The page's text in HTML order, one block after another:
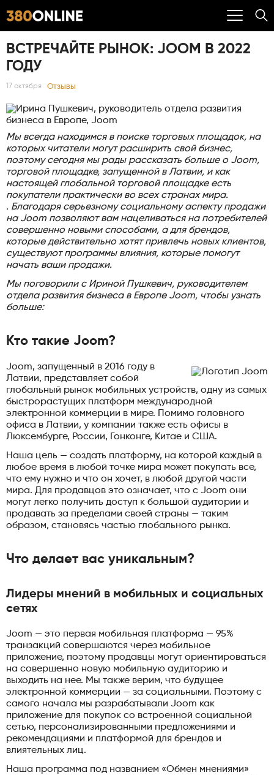
ВСТРЕЧАЙТЕ РЫНОК: JOOM В 2022
ГОДУ
17 октября Отзывы
Мы всегда находимся в поиске торговых площадок, на
которых читатели могут расширить свой бизнес,
поэтому сегодня мы рады рассказать больше о Joom,
торговой площадке, запущенной в Латвии, и как
настоящей глобальной торговой площадке есть
покупатели практически во всех странах мира.
. Благодаря серьезному социальному аспекту продажи
на Joom позволяют вам нацеливаться на потребителей
совершенно новыми способами, а для брендов,
которые действительно хотят привлечь новых клиентов,
существуют программы влияния, которые помогут
начать ваши продажи.
Мы поговорили с Ириной Пушкевич, руководителем
отдела развития бизнеса в Европе Joom, чтобы узнать
больше:
Кто такие Joom?
Joom, запущенный в 2016 году в
Латвии, представляет собой
глобальный рынок мобильных устройств, одну из самых
быстрорастущих платформ международной
электронной коммерции в мире. Помимо головного
офиса в Латвии, у компании также есть офисы в
Люксембурге, России, Гонконге, Китае и США.
Наша цель — создать платформу, на которой каждый в
любое время в любой точке мира может покупать все,
что ему нужно и что он хочет, в любой другой части
мира. Для продавцов это означает, что с Joom они
могут легко получить доступ к большой аудитории и
продавать за пределами своей страны — таким
образом, становясь частью глобального рынка.
Что делает вас уникальным?
Лидеры мнений в мобильных и социальных
сетях
Joom — это первая мобильная платформа — 95%
транзакций совершаются через мобильное
приложение, поэтому продавцы могут ориентироваться
на совершенно новую мобильную аудиторию и
выходить на нее. Мы также верим, что будущее
электронной коммерции — за социальными. Поэтому с
самого начала мы разрабатывали Joom как
приложение для покупок со встроенной социальной
сетью, персонализированными предложениями и
рекомендациями и платформой для брендов и
влиятельных лиц.
Наша программа под названием «Обмен мнениями»